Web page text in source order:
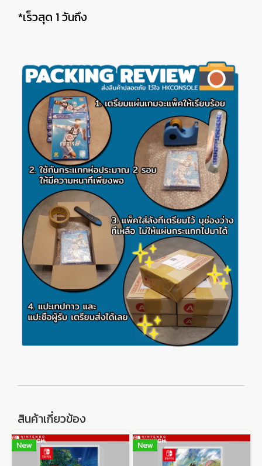
*เร็วสุด 1 วันถึง
สินค้าเกี่ยวข้อง
New New